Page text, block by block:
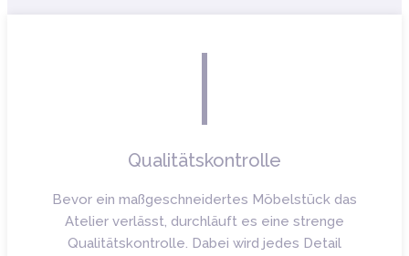
Qualitätskontrolle
Bevor ein maßgeschneidertes Möbelstück das
Atelier verlässt, durchläuft es eine strenge
Qualitätskontrolle. Dabei wird jedes Detail